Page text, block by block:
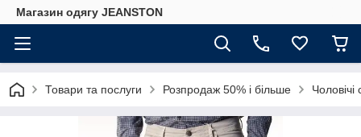
Магазин одягу JEANSTON
Товари та послуги Розпродаж 50% і більше Чоловічі